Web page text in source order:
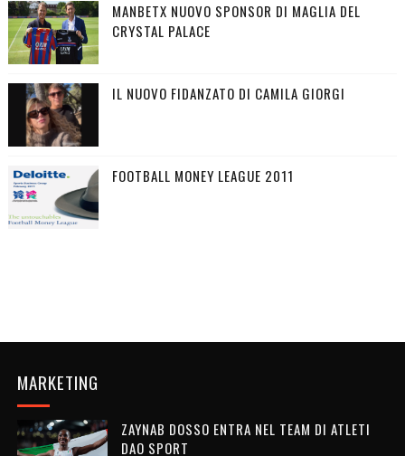
MANBETX NUOVO SPONSOR DI MAGLIA DEL
CRYSTAL PALACE
IL NUOVO FIDANZATO DI CAMILA GIORGI
FOOTBALL MONEY LEAGUE 2011
MARKETING
ZAYNAB DOSSO ENTRA NEL TEAM DI ATLETI
DAO SPORT